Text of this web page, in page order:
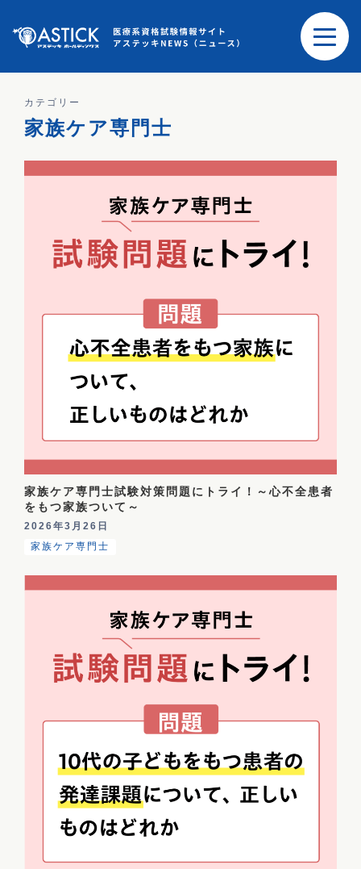
カテゴリー
家族ケア専門士
家族ケア専門士試験対策問題にトライ！～心不全患者
をもつ家族ついて～
2026年3月26日
家族ケア専門士